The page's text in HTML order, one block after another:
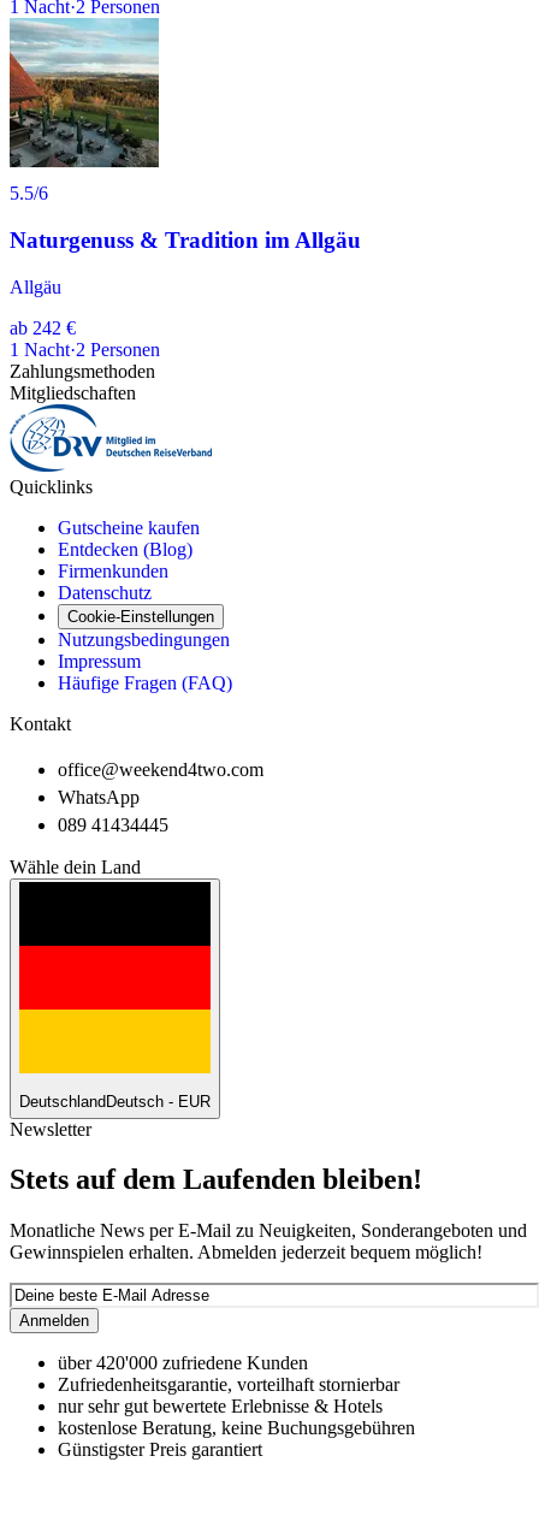
1 Nacht·2 Personen
5.5/6
Naturgenuss & Tradition im Allgäu
Allgäu
ab 242 €
1 Nacht·2 Personen
Zahlungsmethoden
Mitgliedschaften
Quicklinks
Gutscheine kaufen
Entdecken (Blog)
Firmenkunden
Datenschutz
Cookie-Einstellungen
Nutzungsbedingungen
Impressum
Häufige Fragen (FAQ)
Kontakt
office@weekend4two.com
WhatsApp
089 41434445
Wähle dein Land
DeutschlandDeutsch - EUR
Newsletter
Stets auf dem Laufenden bleiben!
Monatliche News per E-Mail zu Neuigkeiten, Sonderangeboten und
Gewinnspielen erhalten. Abmelden jederzeit bequem möglich!
Anmelden
über 420'000 zufriedene Kunden
Zufriedenheitsgarantie, vorteilhaft stornierbar
nur sehr gut bewertete Erlebnisse & Hotels
kostenlose Beratung, keine Buchungsgebühren
Günstigster Preis garantiert